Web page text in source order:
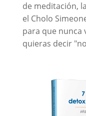
de meditación,
el Cholo
para que nunca
quieras decir